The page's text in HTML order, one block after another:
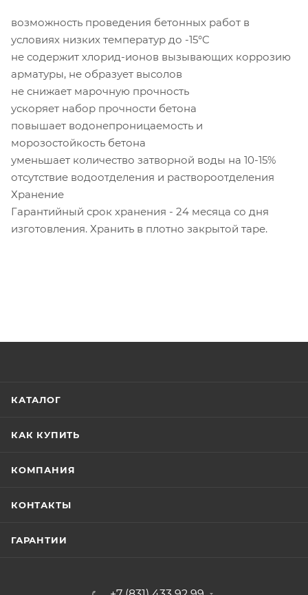
возможность проведения бетонных работ в
условиях низких температур до -15°C
не содержит хлорид-ионов вызывающих коррозию
арматуры, не образует высолов
не снижает марочную прочность
ускоряет набор прочности бетона
повышает водонепроницаемость и
морозостойкость бетона
уменьшает количество затворной воды на 10-15%
отсутствие водоотделения и раствороотделения
Хранение
Гарантийный срок хранения - 24 месяца со дня
изготовления. Хранить в плотно закрытой таре.
КАТАЛОГ
КАК КУПИТЬ
КОМПАНИЯ
КОНТАКТЫ
ГАРАНТИИ